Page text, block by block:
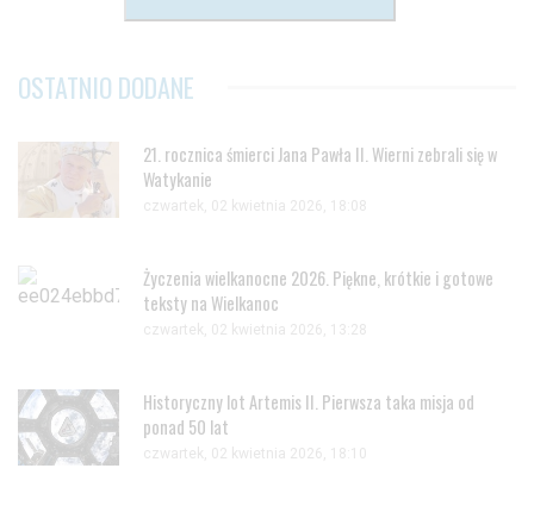
OSTATNIO DODANE
21. rocznica śmierci Jana Pawła II. Wierni zebrali się w
Watykanie
czwartek, 02 kwietnia 2026, 18:08
Życzenia wielkanocne 2026. Piękne, krótkie i gotowe
teksty na Wielkanoc
czwartek, 02 kwietnia 2026, 13:28
Historyczny lot Artemis II. Pierwsza taka misja od
ponad 50 lat
czwartek, 02 kwietnia 2026, 18:10